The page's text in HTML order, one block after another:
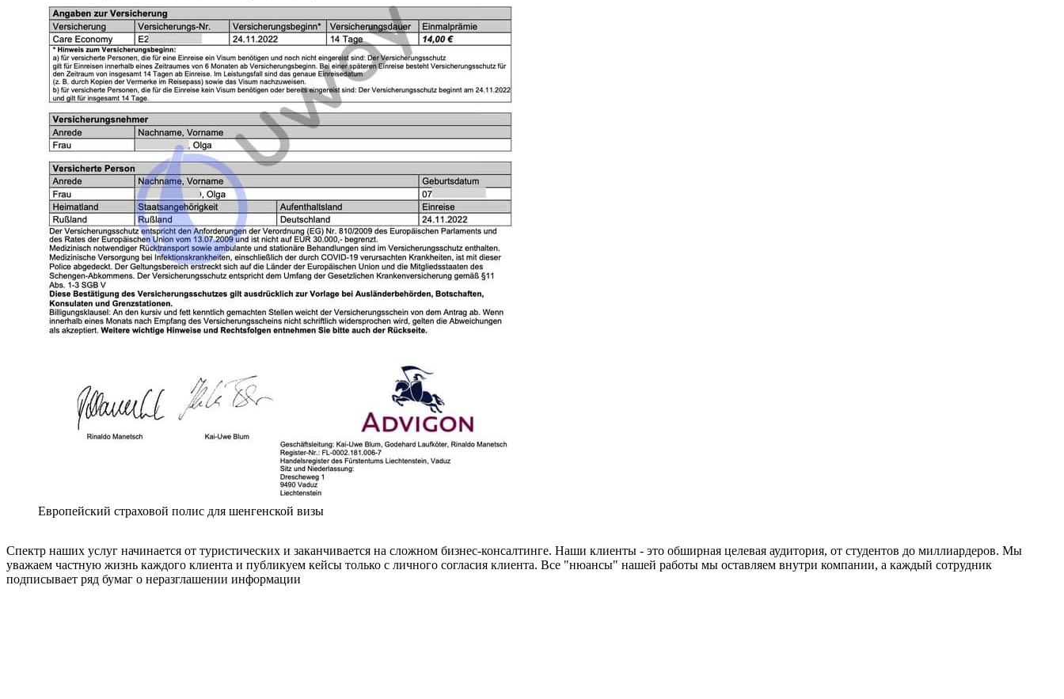
Европейский страховой полис для шенгенской визы
Спектр наших услуг начинается от туристических и заканчивается на сложном бизнес-консалтинге. Наши клиенты - это обширная целевая аудитория, от студентов до миллиардеров. Мы
уважаем частную жизнь каждого клиента и публикуем кейсы только с личного согласия клиента. Все "нюансы" нашей работы мы оставляем внутри компании, а каждый сотрудник
подписывает ряд бумаг о неразглашении информации